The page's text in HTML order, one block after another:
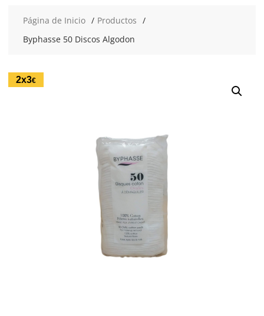
Página de Inicio
Productos
Byphasse 50 Discos Algodon
2x3€